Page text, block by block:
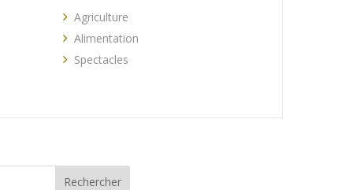
Agriculture
Alimentation
Spectacles
Rechercher